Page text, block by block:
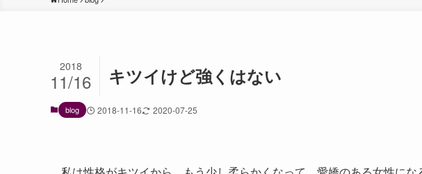
キツイけど強くはない
2018
11/16
blog 2018-11-16 2020-07-25